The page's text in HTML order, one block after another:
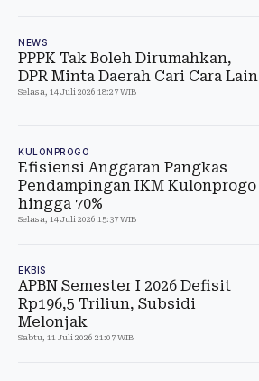
NEWS
PPPK Tak Boleh Dirumahkan,
DPR Minta Daerah Cari Cara Lain
Selasa, 14 Juli 2026 18:27 WIB
KULONPROGO
Efisiensi Anggaran Pangkas
Pendampingan IKM Kulonprogo
hingga 70%
Selasa, 14 Juli 2026 15:37 WIB
EKBIS
APBN Semester I 2026 Defisit
Rp196,5 Triliun, Subsidi
Melonjak
Sabtu, 11 Juli 2026 21:07 WIB